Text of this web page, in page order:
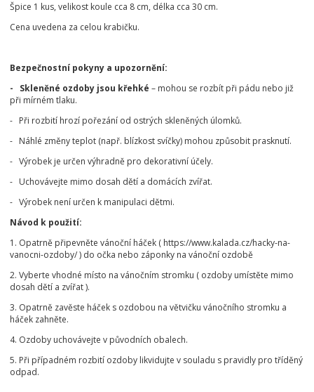
Špice 1 kus, velikost koule cca 8 cm, délka cca 30 cm.
Cena uvedena za celou krabičku.
Bezpečnostní pokyny a upozornění:
- Skleněné ozdoby jsou křehké – mohou se rozbít při pádu nebo již
při mírném tlaku.
- Při rozbití hrozí pořezání od ostrých skleněných úlomků.
- Náhlé změny teplot (např. blízkost svíčky) mohou způsobit prasknutí.
- Výrobek je určen výhradně pro dekorativní účely.
- Uchovávejte mimo dosah dětí a domácích zvířat.
- Výrobek není určen k manipulaci dětmi.
Návod k použití:
1. Opatrně připevněte vánoční háček ( https://www.kalada.cz/hacky-na-
vanocni-ozdoby/ ) do očka nebo záponky na vánoční ozdobě
2. Vyberte vhodné místo na vánočním stromku ( ozdoby umístěte mimo
dosah dětí a zvířat ).
3. Opatrně zavěste háček s ozdobou na větvičku vánočního stromku a
háček zahněte.
4. Ozdoby uchovávejte v původních obalech.
5. Při případném rozbití ozdoby likvidujte v souladu s pravidly pro tříděný
odpad.